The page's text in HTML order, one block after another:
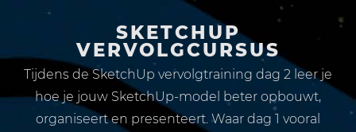
SKETCHUP
VERVOLGCURSUS
Tijdens de SketchUp vervolgtraining dag 2 leer je
hoe je jouw SketchUp-model beter opbouwt,
organiseert en presenteert. Waar dag 1 vooral